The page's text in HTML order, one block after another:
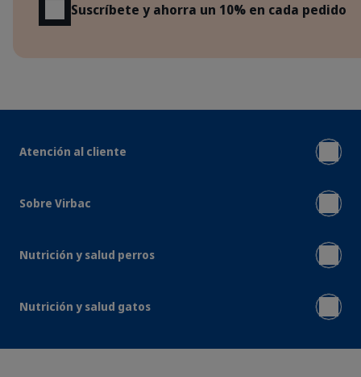
Suscríbete y ahorra un 10% en cada pedido
Atención al cliente
Sobre Virbac
Nutrición y salud perros
Nutrición y salud gatos